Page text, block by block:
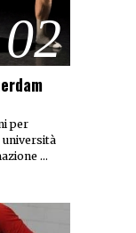
02
per
università
…